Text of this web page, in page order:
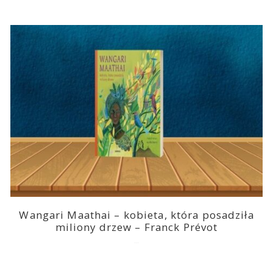
Wangari Maathai – kobieta, która posadziła
miliony drzew – Franck Prévot